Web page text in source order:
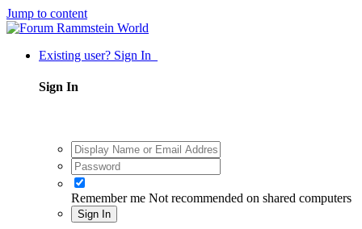
Jump to content
Existing user? Sign In
Sign In
Remember me Not recommended on shared computers
Sign In